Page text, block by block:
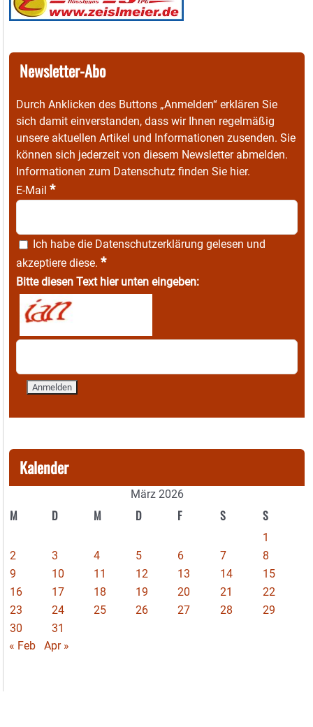
Newsletter-Abo
Durch Anklicken des Buttons „Anmelden“ erklären Sie
sich damit einverstanden, dass wir Ihnen regelmäßig
unsere aktuellen Artikel und Informationen zusenden. Sie
können sich jederzeit von diesem Newsletter abmelden.
Informationen zum Datenschutz finden Sie hier.
E-Mail *
Ich habe die Datenschutzerklärung gelesen und
akzeptiere diese. *
Bitte diesen Text hier unten eingeben:
Kalender
März 2026
M D M D F S S
1
2
3 4 5 6 7
8
9
10 11 12 13 14
15
16
17 18 19 20 21
22
23
24 25 26 27 28
29
30
31
« Feb
Apr »